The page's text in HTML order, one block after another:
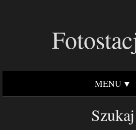
MENU
Szukaj